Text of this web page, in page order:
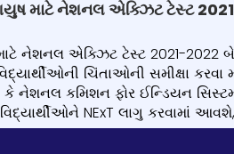
માટે નેશનલ એક્ઝિટ ટેસ્ટ
નેશનલ એક્ઝિટ ટેસ્ટ 2021-2022
ચિંતાઓની સમીક્ષા કરવા
કે નેશનલ કમિશન ફોર ઈન્ડિયન
NExT લાગુ કરવામાં